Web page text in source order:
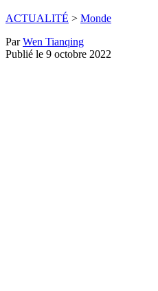
ACTUALITÉ > Monde
ParWen Tianqing
Publié le 9 octobre 2022